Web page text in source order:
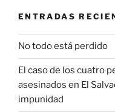
ENTRADAS
No todo está perdido
El caso de los cuatro
asesinados en El
impunidad